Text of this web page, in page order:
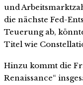
und
die nächste Fed-
Teuerung ab,
Titel wie
Hinzu kommt die
Renaissance“